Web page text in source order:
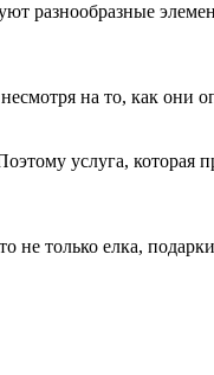
разнообразные
на то, как они
услуга, которая
не только елка,